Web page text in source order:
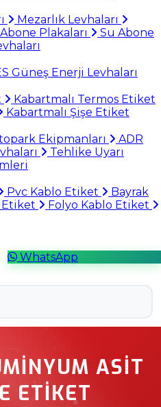
Mezarlık Levhaları
Plakaları
Su Abone
Güneş Enerji Levhaları
Kabartmalı Termos Etiket
Kabartmalı Şişe Etiket
Ekipmanları
ADR
Tehlike Uyarı
Pvc Kablo Etiket
Bayrak
Etiket
Folyo Kablo Etiket
WhatsApp
ASIT
ETIKET